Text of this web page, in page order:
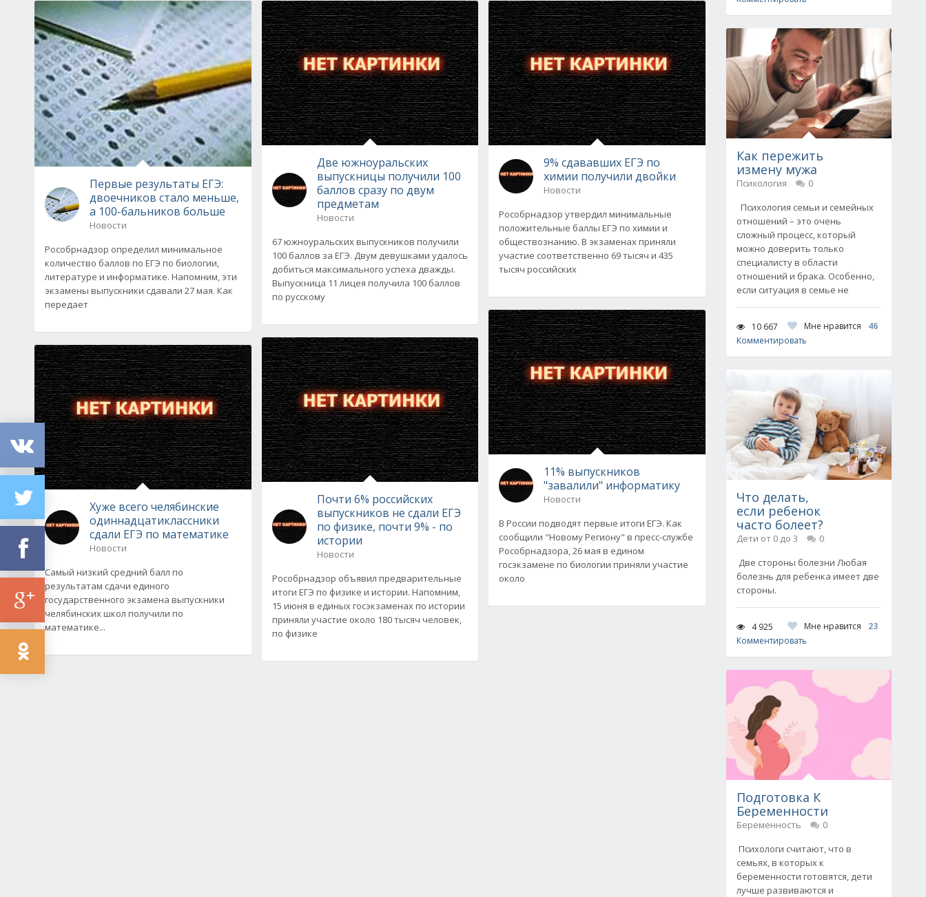
Первые результаты ЕГЭ:
двоечников стало меньше,
а 100-бальников больше
Новости
Рособрнадзор определил минимальное
количество баллов по ЕГЭ по биологии,
литературе и информатике. Напомним, эти
экзамены выпускники сдавали 27 мая. Как
передает
Хуже всего челябинские
одиннадцатиклассники
сдали ЕГЭ по математике
Новости
Самый низкий средний балл по
результатам сдачи единого
государственного экзамена выпускники
челябинских школ получили по
математике...
Две южноуральских
выпускницы получили 100
баллов сразу по двум
предметам
Новости
67 южноуральских выпускников получили
100 баллов за ЕГЭ. Двум девушками удалось
добиться максимального успеха дважды.
Выпускница 11 лицея получила 100 баллов
по русскому
Почти 6% российских
выпускников не сдали ЕГЭ
по физике, почти 9% - по
истории
Новости
Рособрнадзор объявил предварительные
итоги ЕГЭ по физике и истории. Напомним,
15 июня в единых госэкзаменах по истории
приняли участие около 180 тысяч человек,
по физике
9% сдававших ЕГЭ по
химии получили двойки
Новости
Рособрнадзор утвердил минимальные
положительные баллы ЕГЭ по химии и
обществознанию. В экзаменах приняли
участие соответственно 69 тысяч и 435
тысяч российских
11% выпускников
"завалили" информатику
Новости
В России подводят первые итоги ЕГЭ. Как
сообщили "Новому Региону" в пресс-службе
Рособрнадзора, 26 мая в едином
госэкзамене по биологии приняли участие
около
Как пережить
измену мужа
Психология
0
Психология семьи и семейных
отношений – это очень
сложный процесс, который
можно доверить только
специалисту в области
отношений и брака. Особенно,
если ситуация в семье не
10 667 Мне нравится
46
Комментировать
Что делать,
если ребенок
часто болеет?
Дети от 0 до 3
0
Две стороны болезни Любая
болезнь для ребенка имеет две
стороны.
4 925 Мне нравится
23
Комментировать
Подготовка К
Беременности
Беременность
0
Психологи считают, что в
семьях, в которых к
беременности готовятся, дети
лучше развиваются и